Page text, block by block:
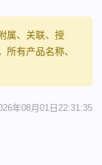
属、关联、授
有产品名称、
年08月01日22:31:35